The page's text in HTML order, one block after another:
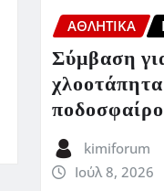
ΑΘΛΗΤΙΚΑ
Σύμβαση
kimiforum
Ιούλ 8, 2026